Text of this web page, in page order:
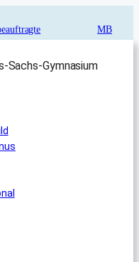
MB
Sachs-Gymnasium